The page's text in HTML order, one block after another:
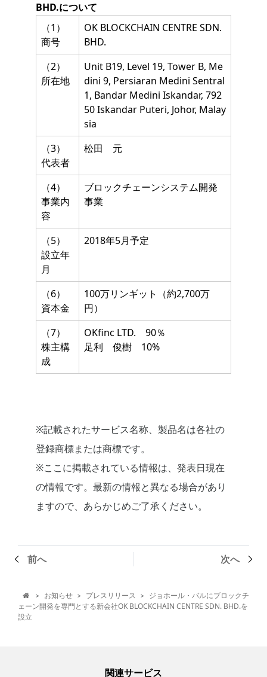
BHD.について
（1）
商号
OK BLOCKCHAIN CENTRE SDN.
BHD.
（2）
所在地
Unit B19, Level 19, Tower B, Me
dini 9, Persiaran Medini Sentral
1, Bandar Medini Iskandar, 792
50 Iskandar Puteri, Johor, Malay
sia
（3）
代表者
松田 元
（4）
事業内
容
ブロックチェーンシステム開発
事業
（5）
設立年
月
2018年5月予定
（6）
資本金
100万リンギット（約2,700万
円）
（7）
株主構
成
OKfinc LTD. 90％
足利 俊樹 10%
※記載されたサービス名称、製品名は各社の
登録商標または商標です。
※ここに掲載されている情報は、発表日現在
の情報です。最新の情報と異なる場合があり
ますので、あらかじめご了承ください。
前へ 次へ
 > お知らせ > プレスリリース >
ジョホール・バルにブロックチ
ェーン開発を専門とする新会社OK BLOCKCHAIN CENTRE SDN. BHD.を
設立
関連サービス